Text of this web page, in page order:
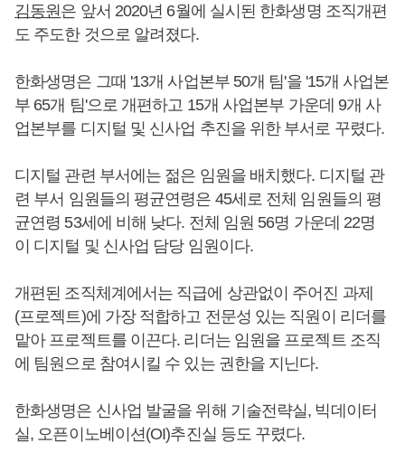
김동원은 앞서 2020년 6월에 실시된 한화생명 조직개편
도 주도한 것으로 알려졌다.
한화생명은 그때 '13개 사업본부 50개 팀'을 '15개 사업본
부 65개 팀'으로 개편하고 15개 사업본부 가운데 9개 사
업본부를 디지털 및 신사업 추진을 위한 부서로 꾸렸다.
디지털 관련 부서에는 젊은 임원을 배치했다. 디지털 관
련 부서 임원들의 평균연령은 45세로 전체 임원들의 평
균연령 53세에 비해 낮다. 전체 임원 56명 가운데 22명
이 디지털 및 신사업 담당 임원이다.
개편된 조직체계에서는 직급에 상관없이 주어진 과제
(프로젝트)에 가장 적합하고 전문성 있는 직원이 리더를
맡아 프로젝트를 이끈다. 리더는 임원을 프로젝트 조직
에 팀원으로 참여시킬 수 있는 권한을 지닌다.
한화생명은 신사업 발굴을 위해 기술전략실, 빅데이터
실, 오픈이노베이션(OI)추진실 등도 꾸렸다.